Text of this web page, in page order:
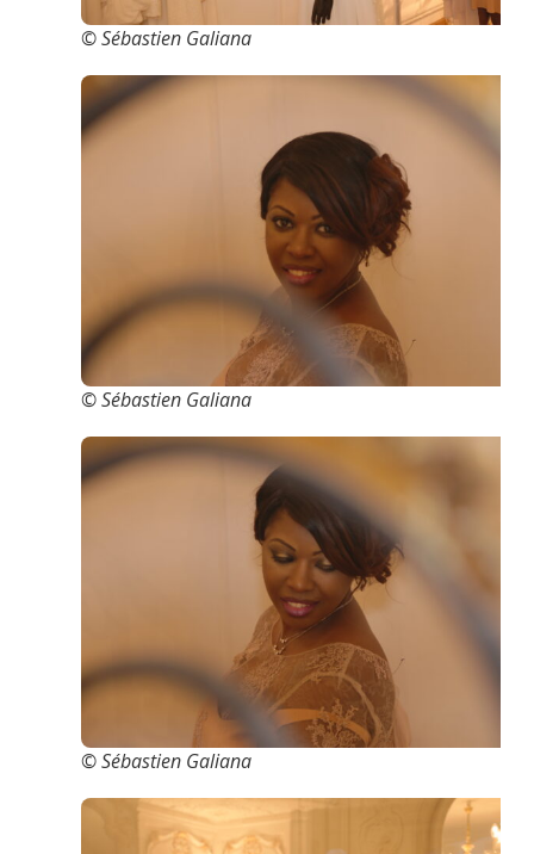
© Sébastien Galiana
© Sébastien Galiana
© Sébastien Galiana